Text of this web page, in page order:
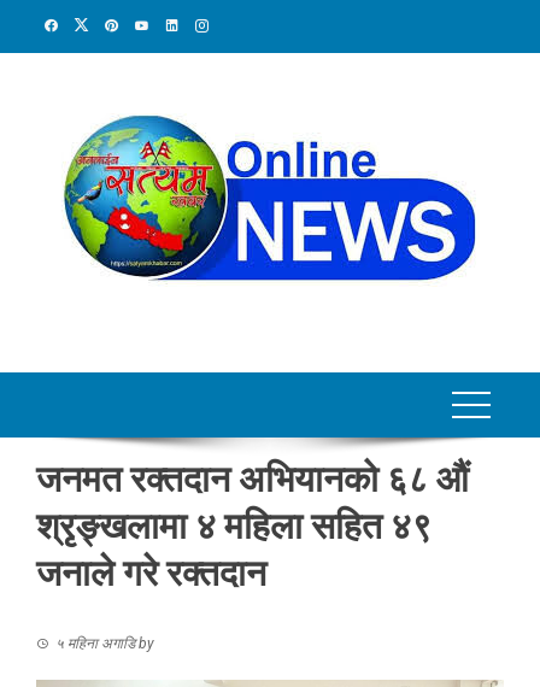
जनमत रक्तदान अभियानको ६८ औं
श्रृङ्खलामा ४ महिला सहित ४९
जनाले गरे रक्तदान
५ महिना अगाडिby